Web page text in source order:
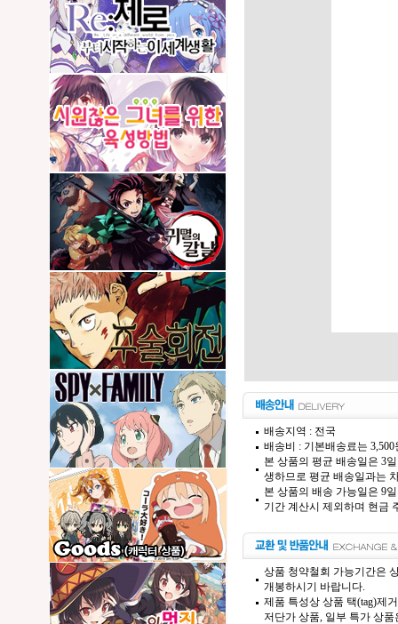
배송지역 : 전국
배송비 : 기본배송료는
본 상품의 평균 배송일은 3
생하므로 평균 배송일과는
본 상품의 배송 가능일은 9
기간 계산시 제외하며 현금
상품 청약철회 가능기간은
개봉하시기 바랍니다.
제품 특성상 상품 택(tag)제
저단가 상품, 일부 특가 상